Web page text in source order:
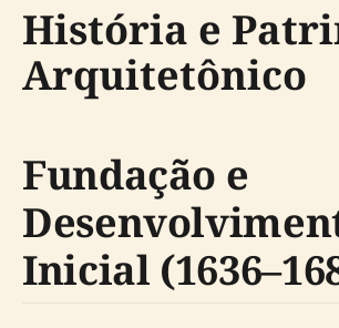
História e
Arquitetônico
Fundação e
Inicial